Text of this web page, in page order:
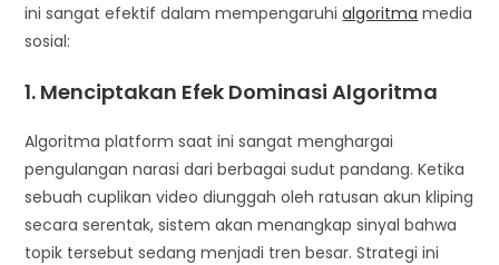
ini sangat efektif dalam mempengaruhialgoritma media
sosial:
1. Menciptakan Efek Dominasi Algoritma
Algoritma platform saat ini sangat menghargai
pengulangan narasi dari berbagai sudut pandang. Ketika
sebuah cuplikan video diunggah oleh ratusan akun kliping
secara serentak, sistem akan menangkap sinyal bahwa
topik tersebut sedang menjadi tren besar. Strategi ini